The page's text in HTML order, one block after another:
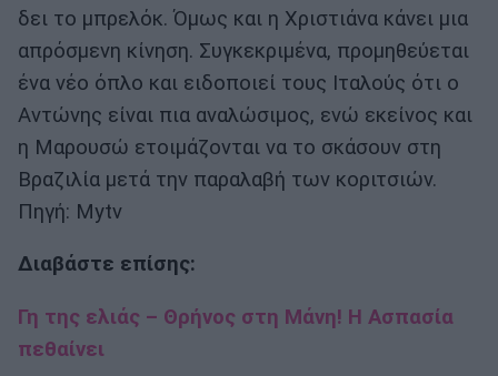
δει το μπρελόκ. Όμως και η Χριστιάνα κάνει μια
απρόσμενη κίνηση. Συγκεκριμένα, προμηθεύεται
ένα νέο όπλο και ειδοποιεί τους Ιταλούς ότι ο
Αντώνης είναι πια αναλώσιμος, ενώ εκείνος και
η Μαρουσώ ετοιμάζονται να το σκάσουν στη
Βραζιλία μετά την παραλαβή των κοριτσιών.
Πηγή: Mytv
Διαβάστε επίσης:
Γη της ελιάς – Θρήνος στη Μάνη! Η Ασπασία
πεθαίνει